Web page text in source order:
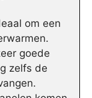
om een
goede
zelfs de